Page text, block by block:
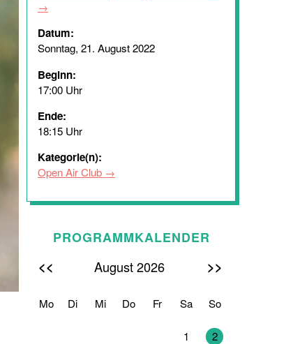
Datum:
Sonntag, 21. August 2022
Beginn:
17:00 Uhr
Ende:
18:15 Uhr
Kategorie(n):
Open Air Club
PROGRAMMKALENDER
<< August 2026 >>
Mo Di Mi Do Fr Sa So
1 2